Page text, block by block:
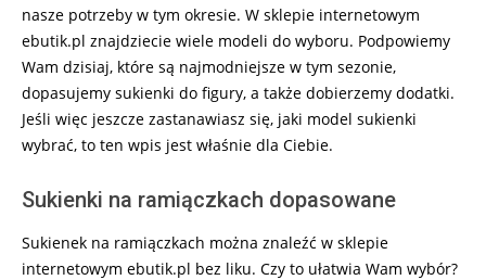
nasze potrzeby w tym okresie. W sklepie internetowym
ebutik.pl znajdziecie wiele modeli do wyboru. Podpowiemy
Wam dzisiaj, które są najmodniejsze w tym sezonie,
dopasujemy sukienki do figury, a także dobierzemy dodatki.
Jeśli więc jeszcze zastanawiasz się, jaki model sukienki
wybrać, to ten wpis jest właśnie dla Ciebie.
Sukienki na ramiączkach dopasowane
Sukienek na ramiączkach można znaleźć w sklepie
internetowym ebutik.pl bez liku. Czy to ułatwia Wam wybór?